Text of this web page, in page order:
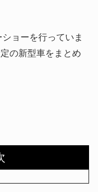
ョーを行っていま
の新型車をまとめ